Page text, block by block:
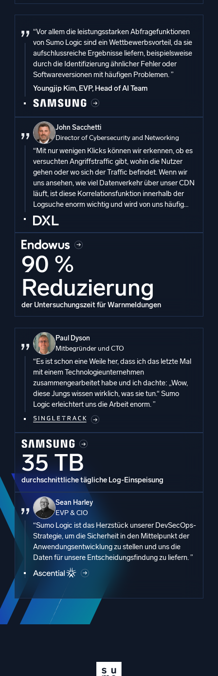
“Vor allem die leistungsstarken Abfragefunktionen
von Sumo Logic sind ein Wettbewerbsvorteil, da sie
aufschlussreiche Ergebnisse liefern, beispielsweise
durch die Identifizierung ähnlicher Fehler oder
Softwareversionen mit häufigen Problemen. ”
Youngjip Kim, EVP, Head of AI Team
John Sacchetti
Director of Cybersecurity and Networking
“Mit nur wenigen Klicks können wir erkennen, ob es
versuchten Angriffstraffic gibt, wohin die Nutzer
gehen oder wo sich der Traffic befindet. Wenn wir
uns ansehen, wie viel Datenverkehr über unser CDN
läuft, ist diese Korrelationsfunktion innerhalb der
Logsuche enorm wichtig und wird von uns häufig
genutzt. ”
90 %
Reduzierung
der Untersuchungszeit für Warnmeldungen
Paul Dyson
Mitbegründer und CTO
“Es ist schon eine Weile her, dass ich das letzte Mal
mit einem Technologieunternehmen
zusammengearbeitet habe und ich dachte: „Wow,
diese Jungs wissen wirklich, was sie tun.“ Sumo
Logic erleichtert uns die Arbeit enorm. ”
35 TB
durchschnittliche tägliche Log-Einspeisung
Sean Harley
EVP & CIO
“Sumo Logic ist das Herzstück unserer DevSecOps-
Strategie, um die Sicherheit in den Mittelpunkt der
Anwendungsentwicklung zu stellen und uns die
Daten für unsere Entscheidungsfindung zu liefern. ”